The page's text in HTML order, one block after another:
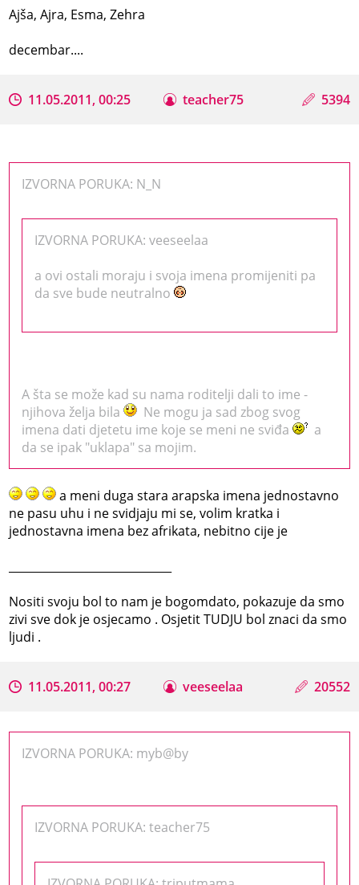
Ajša, Ajra, Esma, Zehra
decembar....
11.05.2011, 00:25 teacher75 5394
IZVORNA PORUKA: N_N
IZVORNA PORUKA: veeseelaa
a ovi ostali moraju i svoja imena promijeniti pa
da sve bude neutralno
A šta se može kad su nama roditelji dali to ime -
njihova želja bila
Ne mogu ja sad zbog svog
imena dati djetetu ime koje se meni ne sviđa
a
da se ipak "uklapa" sa mojim.
a meni duga stara arapska imena jednostavno
ne pasu uhu i ne svidjaju mi se, volim kratka i
jednostavna imena bez afrikata, nebitno cije je
Nositi svoju bol to nam je bogomdato, pokazuje da smo
zivi sve dok je osjecamo . Osjetit TUDJU bol znaci da smo
ljudi .
11.05.2011, 00:27 veeseelaa 20552
IZVORNA PORUKA: myb@by
IZVORNA PORUKA: teacher75